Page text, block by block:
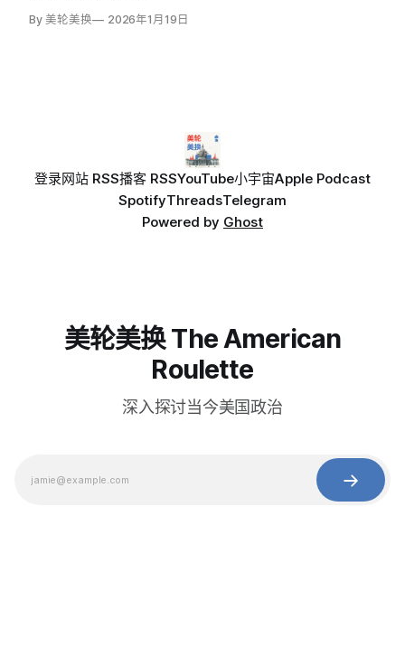
By 美轮美换 2026年1月19日
登录网站 RSS播客 RSSYouTube小宇宙Apple Podcast
SpotifyThreadsTelegram
Powered by Ghost
美轮美换 The American
Roulette
深入探讨当今美国政治